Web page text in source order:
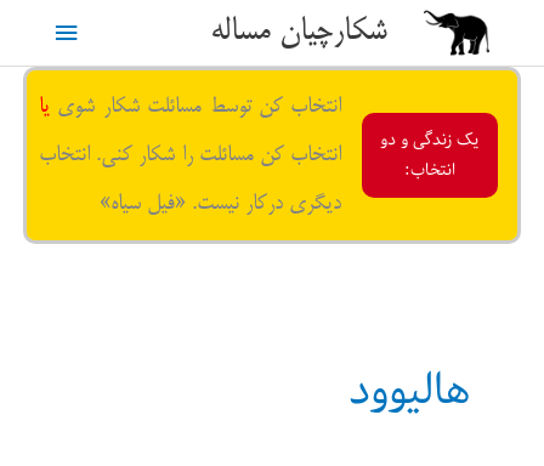
محتوا
شکارچیان مساله
فهرست
یک زندگی و دو
انتخاب:
انتخاب کن توسط مسائلت شکار شوی یا
انتخاب کن مسائلت را شکار کنی. انتخاب
دیگری درکار نیست. «فیل سیاه»
هالیوود